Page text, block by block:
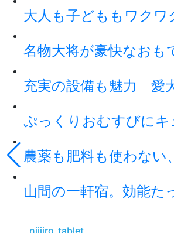
大人も子どももワクワ
名物大将が豪快なおも
充実の設備も魅力 愛
ぷっくりおむすびに
農薬も肥料も使わない
山間の一軒宿。効能た
nijiiro_tablet